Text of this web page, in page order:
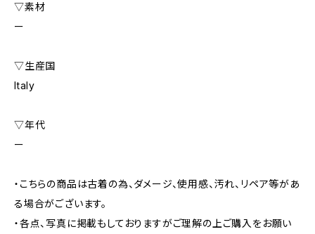
▽素材
ー
▽生産国
Italy
▽年代
ー
・こちらの商品は古着の為、ダメージ、使用感、汚れ、リペア等があ
る場合がございます。
・各点、写真に掲載もしておりますがご理解の上ご購入をお願い